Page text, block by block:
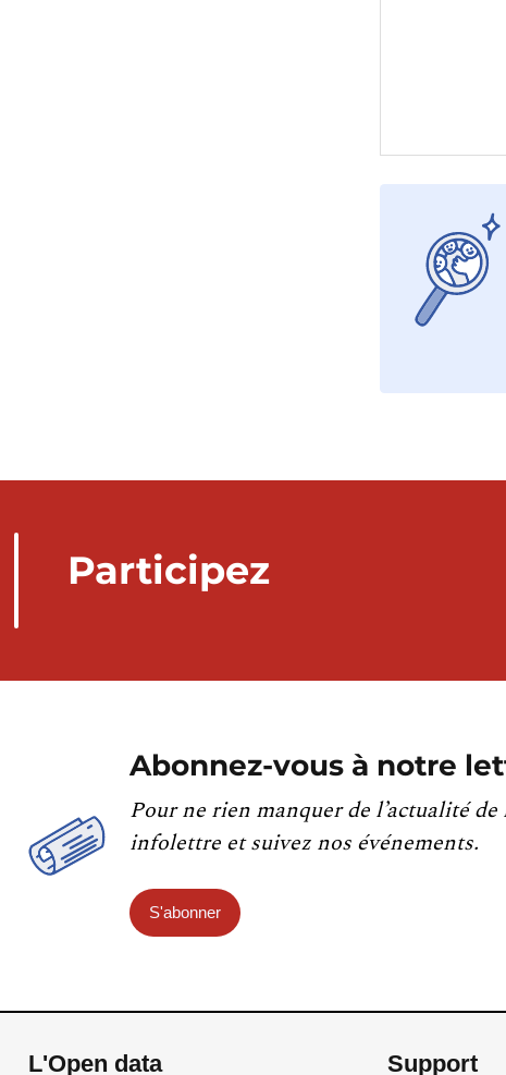
Participez
Abonnez-vous à notre
Pour ne rien manquer de l’actualité
infolettre et suivez nos événements.
S'abonner
L'Open data Support